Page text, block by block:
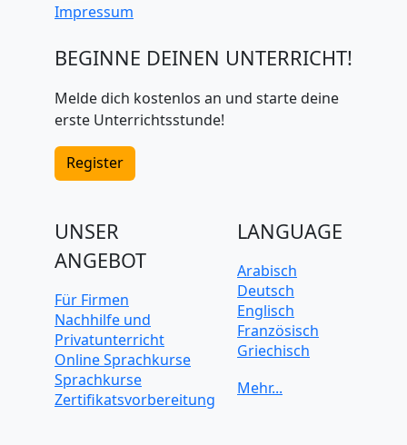
Impressum
BEGINNE DEINEN UNTERRICHT!
Melde dich kostenlos an und starte deine
erste Unterrichtsstunde!
Register
UNSER
ANGEBOT
Für Firmen
Nachhilfe und
Privatunterricht
Online Sprachkurse
Sprachkurse
Zertifikatsvorbereitung
LANGUAGE
Arabisch
Deutsch
Englisch
Französisch
Griechisch
Japanisch